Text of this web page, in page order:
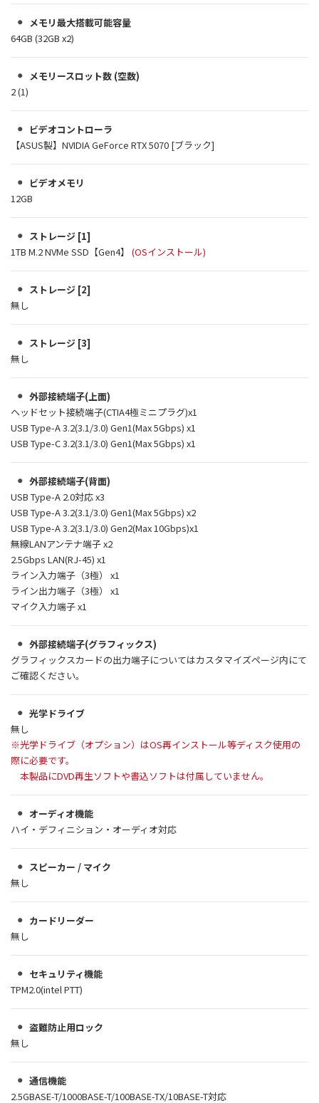
メモリ最大搭載可能容量
64GB (32GB x2)
メモリースロット数 (空数)
2 (1)
ビデオコントローラ
【ASUS製】NVIDIA GeForce RTX 5070 [ブラック]
ビデオメモリ
12GB
ストレージ [1]
1TB M.2 NVMe SSD【Gen4】 (OSインストール)
ストレージ [2]
無し
ストレージ [3]
無し
外部接続端子(上面)
ヘッドセット接続端子(CTIA4極ミニプラグ)x1
USB Type-A 3.2(3.1/3.0) Gen1(Max 5Gbps) x1
USB Type-C 3.2(3.1/3.0) Gen1(Max 5Gbps) x1
外部接続端子(背面)
USB Type-A 2.0対応 x3
USB Type-A 3.2(3.1/3.0) Gen1(Max 5Gbps) x2
USB Type-A 3.2(3.1/3.0) Gen2(Max 10Gbps)x1
無線LANアンテナ端子 x2
2.5Gbps LAN(RJ-45) x1
ライン入力端子（3極） x1
ライン出力端子（3極） x1
マイク入力端子 x1
外部接続端子(グラフィックス)
グラフィックスカードの出力端子についてはカスタマイズページ内にて
ご確認ください。
光学ドライブ
無し
※光学ドライブ（オプション）はOS再インストール等ディスク使用の
際に必要です。
本製品にDVD再生ソフトや書込ソフトは付属していません。
オーディオ機能
ハイ・デフィニション・オーディオ対応
スピーカー / マイク
無し
カードリーダー
無し
セキュリティ機能
TPM2.0(intel PTT)
盗難防止用ロック
無し
通信機能
2.5GBASE-T/1000BASE-T/100BASE-TX/10BASE-T対応